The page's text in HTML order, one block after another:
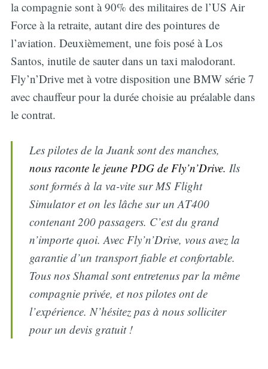
la compagnie sont à 90% des militaires de l’US Air
Force à la retraite, autant dire des pointures de
l’aviation. Deuxièmement, une fois posé à Los
Santos, inutile de sauter dans un taxi malodorant.
Fly’n’Drive met à votre disposition une BMW série 7
avec chauffeur pour la durée choisie au préalable dans
le contrat.
Les pilotes de la Juank sont des manches,
nous raconte le jeune PDG de Fly’n’Drive. Ils
sont formés à la va-vite sur MS Flight
Simulator et on les lâche sur un AT400
contenant 200 passagers. C’est du grand
n’importe quoi. Avec Fly’n’Drive, vous avez la
garantie d’un transport fiable et confortable.
Tous nos Shamal sont entretenus par la même
compagnie privée, et nos pilotes ont de
l’expérience. N’hésitez pas à nous solliciter
pour un devis gratuit !